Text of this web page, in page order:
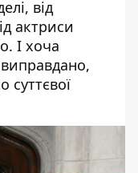
від
актриси
. І хоча
суттєвої